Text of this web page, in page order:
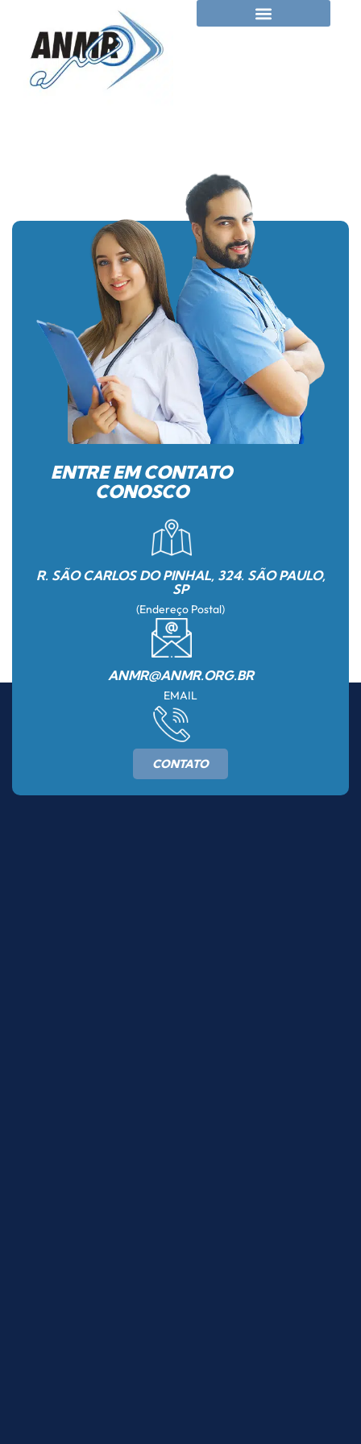
ENTRE EM CONTATO
CONOSCO
R. SÃO CARLOS DO PINHAL, 324. SÃO PAULO,
SP
(Endereço Postal)
ANMR@ANMR.ORG.BR
EMAIL
CONTATO